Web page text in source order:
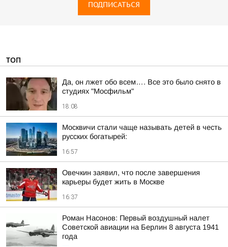
ПОДПИСАТЬСЯ
ТОП
Да, он лжет обо всем…. Все это было снято в
студиях "Мосфильм"
18:08
Москвичи стали чаще называть детей в честь
русских богатырей:
16:57
Овечкин заявил, что после завершения
карьеры будет жить в Москве
16:37
Роман Насонов: Первый воздушный налет
Советской авиации на Берлин 8 августа 1941
года